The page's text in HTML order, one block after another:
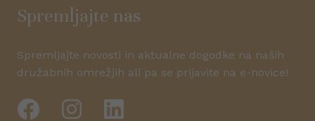
Spremljajte nas
Spremljajte novosti in aktualne dogodke na naših
družabnih omrežjih ali pa se prijavite na e-novice!